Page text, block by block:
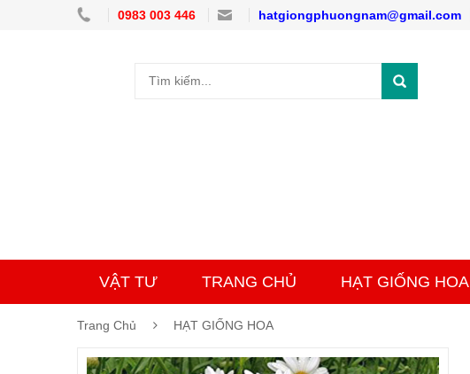
0983 003 446 hatgiongphuongnam@gmail.com
VẬT TƯ TRANG CHỦ HẠT GIỐNG HOA
Trang Chủ HẠT GIỐNG HOA